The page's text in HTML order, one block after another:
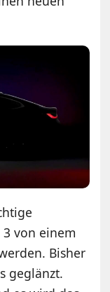
von einem
Bisher
geglänzt.